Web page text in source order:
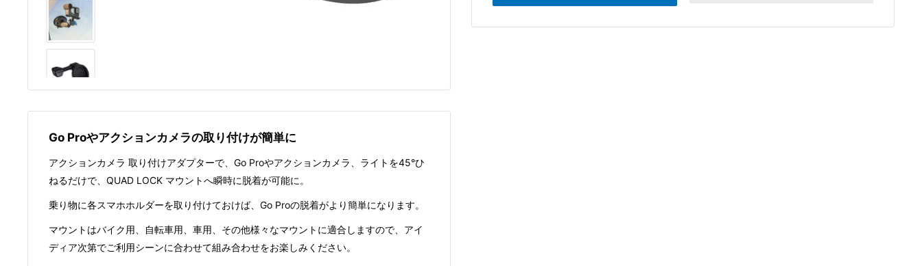
Go Proやアクションカメラの取り付けが簡単に
アクションカメラ 取り付けアダプターで、Go Proやアクションカメラ、ライトを45°ひ
ねるだけで、QUAD LOCK マウントへ瞬時に脱着が可能に。
乗り物に各スマホホルダーを取り付けておけば、Go Proの脱着がより簡単になります。
マウントはバイク用、自転車用、車用、その他様々なマウントに適合しますので、アイ
ディア次第でご利用シーンに合わせて組み合わせをお楽しみください。